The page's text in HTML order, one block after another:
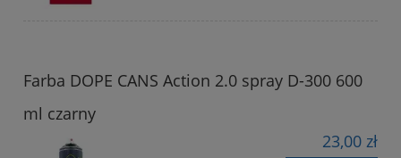
Farba DOPE CANS Action 2.0 spray D-300 600
ml czarny
23,00 zł